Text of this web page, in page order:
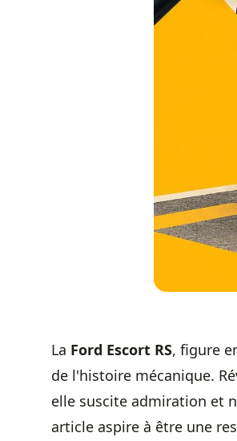
La Ford Escort RS, figure
de l'histoire mécanique.
elle suscite admiration et
article aspire à être une